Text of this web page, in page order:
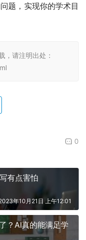
题，实现你的学术目
，请注明出处：
0
有点害怕
年10月21日 上午12:01
？AI真的能满足学